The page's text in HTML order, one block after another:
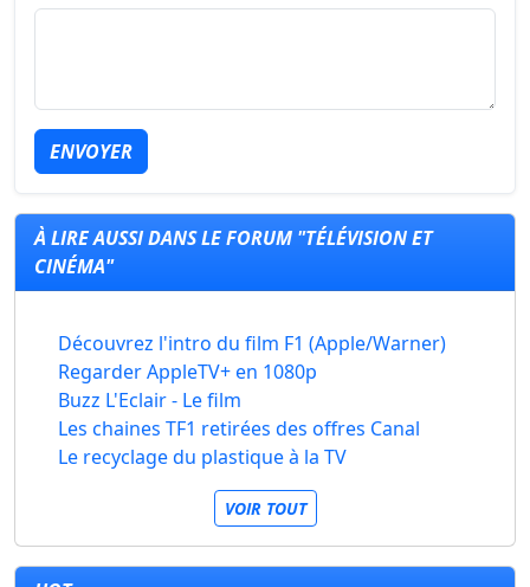
ENVOYER
À LIRE AUSSI DANS LE FORUM "TÉLÉVISION ET
CINÉMA"
Découvrez l'intro du film F1 (Apple/Warner)
Regarder AppleTV+ en 1080p
Buzz L'Eclair - Le film
Les chaines TF1 retirées des offres Canal
Le recyclage du plastique à la TV
VOIR TOUT